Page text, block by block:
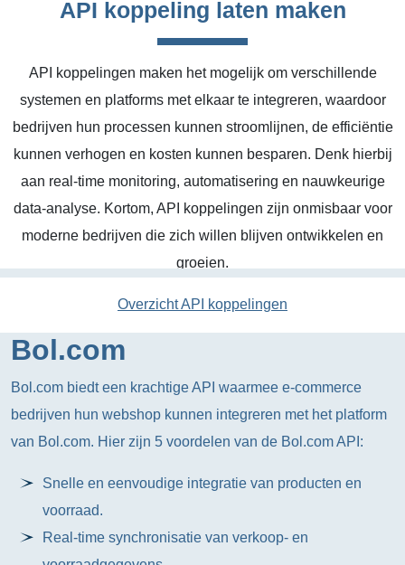
API koppeling laten maken
API koppelingen maken het mogelijk om verschillende
systemen en platforms met elkaar te integreren, waardoor
bedrijven hun processen kunnen stroomlijnen, de efficiëntie
kunnen verhogen en kosten kunnen besparen. Denk hierbij
aan real-time monitoring, automatisering en nauwkeurige
data-analyse. Kortom, API koppelingen zijn onmisbaar voor
moderne bedrijven die zich willen blijven ontwikkelen en
groeien.
Overzicht API koppelingen
Bol.com
Bol.com biedt een krachtige API waarmee e-commerce
bedrijven hun webshop kunnen integreren met het platform
van Bol.com. Hier zijn 5 voordelen van de Bol.com API:
Snelle en eenvoudige integratie van producten en
voorraad.
Real-time synchronisatie van verkoop- en